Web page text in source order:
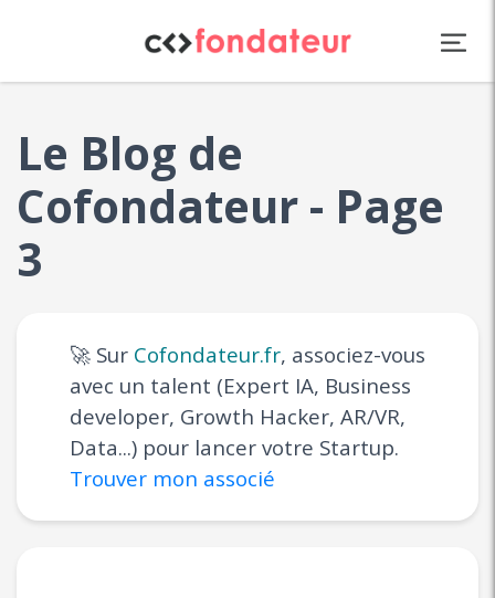
Le Blog de
Cofondateur - Page
3
🚀 Sur Cofondateur.fr, associez-vous
avec un talent (Expert IA, Business
developer, Growth Hacker, AR/VR,
Data...) pour lancer votre Startup.
Trouver mon associé